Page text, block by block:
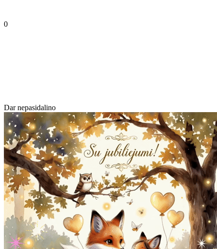
0
Dar nepasidalino